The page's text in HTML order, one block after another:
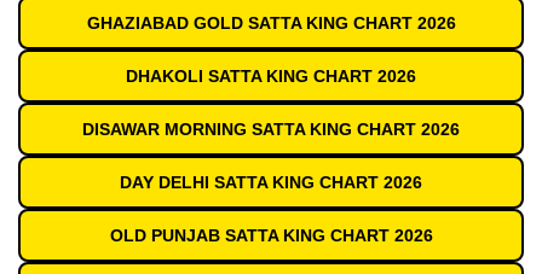
GHAZIABAD GOLD SATTA KING CHART 2026
DHAKOLI SATTA KING CHART 2026
DISAWAR MORNING SATTA KING CHART 2026
DAY DELHI SATTA KING CHART 2026
OLD PUNJAB SATTA KING CHART 2026